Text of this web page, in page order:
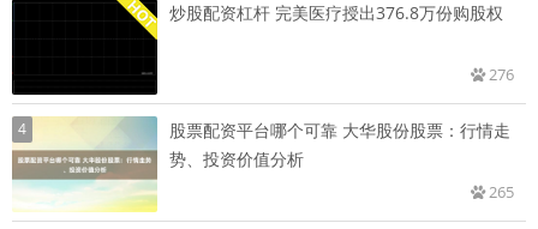
炒股配资杠杆 完美医疗授出376.8万份购股权
276
4
股票配资平台哪个可靠 大华股份股票：行情走
势、投资价值分析
265